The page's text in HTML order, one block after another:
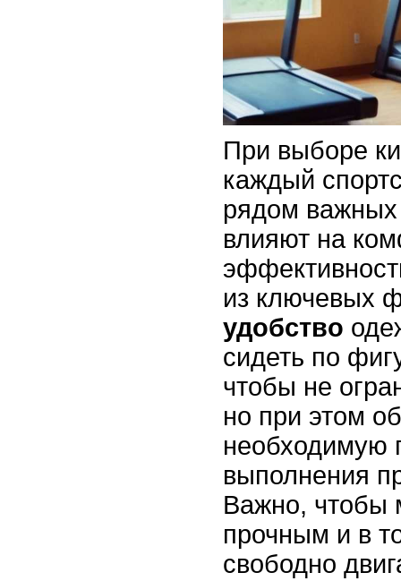
При выборе
каждый
рядом важных
влияют на
из ключевых
удобство
сидеть по
чтобы не
но при этом
необходимую
выполнения
Важно, чтобы
прочным и в
свободно